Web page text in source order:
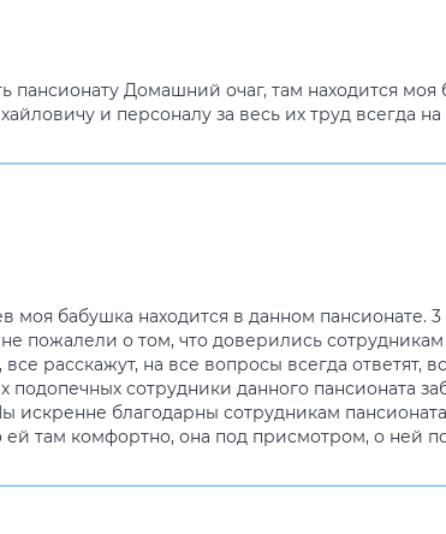
пансионату Домашний очаг, там находится
и персоналу за весь их труд всегда
моя бабушка находится в данном
не пожалели о том, что доверились
все расскажут, на все вопросы всегда
сотрудники данного пансионата
благодарны сотрудникам
там комфортно, она под присмотром, о ней